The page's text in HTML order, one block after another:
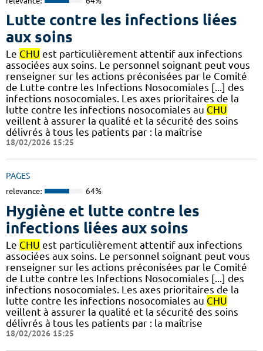
Lutte contre les infections liées
aux soins
Le CHU est particulièrement attentif aux infections
associées aux soins. Le personnel soignant peut vous
renseigner sur les actions préconisées par le Comité
de Lutte contre les Infections Nosocomiales [...] des
infections nosocomiales. Les axes prioritaires de la
lutte contre les infections nosocomiales au CHU
veillent à assurer la qualité et la sécurité des soins
délivrés à tous les patients par : la maîtrise
18/02/2026 15:25
PAGES
relevance: 64%
Hygiène et lutte contre les
infections liées aux soins
Le CHU est particulièrement attentif aux infections
associées aux soins. Le personnel soignant peut vous
renseigner sur les actions préconisées par le Comité
de Lutte contre les Infections Nosocomiales [...] des
infections nosocomiales. Les axes prioritaires de la
lutte contre les infections nosocomiales au CHU
veillent à assurer la qualité et la sécurité des soins
délivrés à tous les patients par : la maîtrise
18/02/2026 15:25